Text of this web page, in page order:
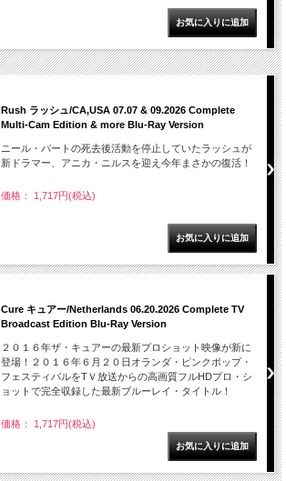
Rush ラッシュ/CA,USA 07.07 & 09.2026 Complete
Multi-Cam Edition & more Blu-Ray Version
ニール・パートの死去後活動を停止していたラッシュが
新ドラマー、アニカ・ニルスを迎え今年まさかの復活！
価格： 1,717円(税込)
Cure キュアー/Netherlands 06.20.2026 Complete TV
Broadcast Edition Blu-Ray Version
２０１６年ザ・キュアーの最新プロショット映像が新に
登場！２０１６年６月２０日オランダ・ピンクポップ・
フェスティバルをTＶ放送からの高画質フルHDプロ・シ
ョットで完全収録した最新ブルーレイ・タイトル！
価格： 1,717円(税込)